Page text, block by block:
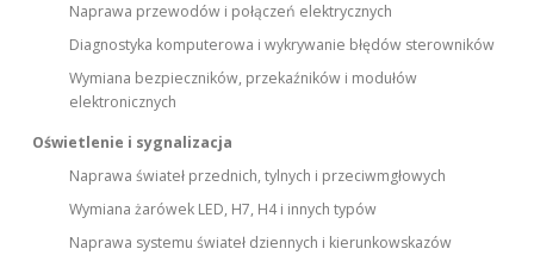
Naprawa przewodów i połączeń elektrycznych
Diagnostyka komputerowa i wykrywanie błędów sterowników
Wymiana bezpieczników, przekaźników i modułów
elektronicznych
Oświetlenie i sygnalizacja
Naprawa świateł przednich, tylnych i przeciwmgłowych
Wymiana żarówek LED, H7, H4 i innych typów
Naprawa systemu świateł dziennych i kierunkowskazów